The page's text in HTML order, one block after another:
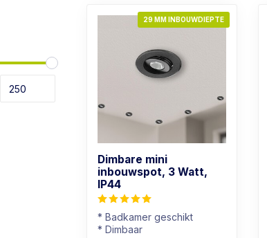
29 MM INBOUWDIEPTE
Dimbare mini
inbouwspot, 3 Watt,
IP44
* Badkamer geschikt
* Dimbaar